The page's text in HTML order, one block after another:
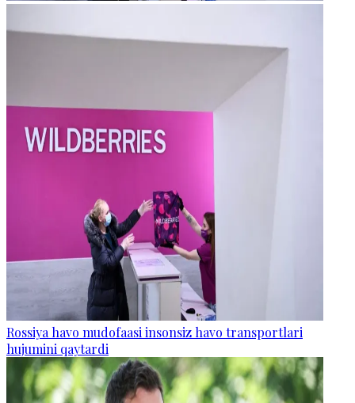
Rossiya havo mudofaasi insonsiz havo transportlari
hujumini qaytardi